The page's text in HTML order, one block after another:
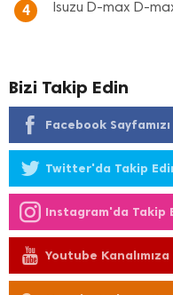
4 Isuzu D-max D-
Bizi Takip Edin
Facebook
Twitter'da Takip
Instagram'da Takip
Youtube